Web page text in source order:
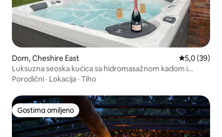
Dom, Cheshire East Prosečna
5,0 (39)
Luksuzna seoska kućica sa hidromasažnom kadom i
privatnim teniskim terenom
Porodični · Lokacija · Tiho
Gostima omiljeno
Gostima omiljeno